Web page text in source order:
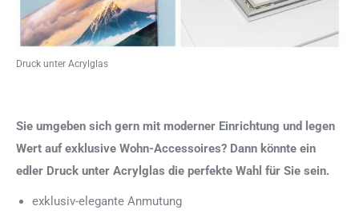
Druck unter Acrylglas
Sie umgeben sich gern mit moderner Einrichtung und legen
Wert auf exklusive Wohn-Accessoires? Dann könnte ein
edler Druck unter Acrylglas die perfekte Wahl für Sie sein.
exklusiv-elegante Anmutung